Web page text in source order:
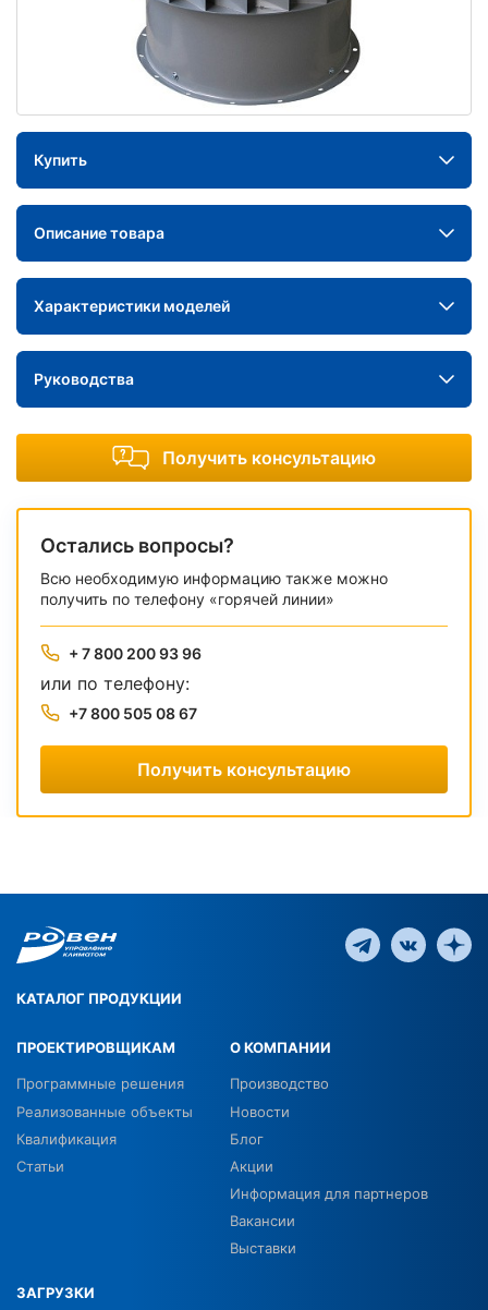
Купить
Описание товара
Характеристики моделей
Руководства
Получить консультацию
Остались вопросы?
Всю необходимую информацию также можно
получить по телефону «горячей линии»
+ 7 800 200 93 96
или по телефону:
+7 800 505 08 67
Получить консультацию
КАТАЛОГ ПРОДУКЦИИ
ПРОЕКТИРОВЩИКАМ
Программные решения
Реализованные объекты
Квалификация
Статьи
О КОМПАНИИ
Производство
Новости
Блог
Акции
Информация для партнеров
Вакансии
Выставки
ЗАГРУЗКИ